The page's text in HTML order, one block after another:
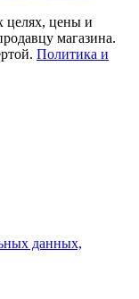
целях, цены и
магазина.
Политика и
данных,